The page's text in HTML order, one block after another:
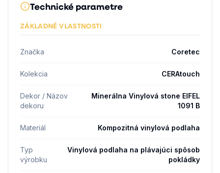
Technické parametre
ZÁKLADNÉ VLASTNOSTI
Značka Coretec
Kolekcia CERAtouch
Dekor / Názov
dekoru
Minerálna Vinylová stone EIFEL
1091 B
Materiál Kompozitná vinylová podlaha
Typ
výrobku
Vinylová podlaha na plávajúci spôsob
pokládky